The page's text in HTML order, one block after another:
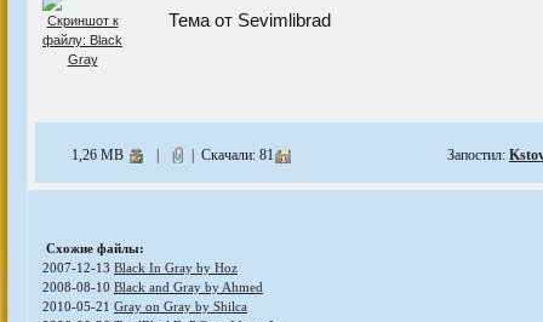
Тема от Sevimlibrad
1,26 MB | Скачали: 81 Запостил:
Схожие файлы:
2007-12-13 Black In Gray by Hoz
2008-08-10 Black and Gray by Ahmed
2010-05-21 Gray on Gray by Shilca